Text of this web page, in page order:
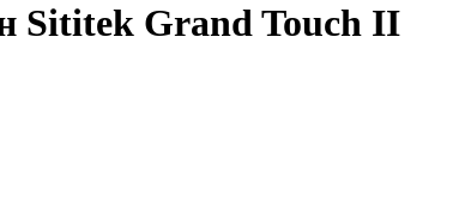
Sititek Grand Touch II